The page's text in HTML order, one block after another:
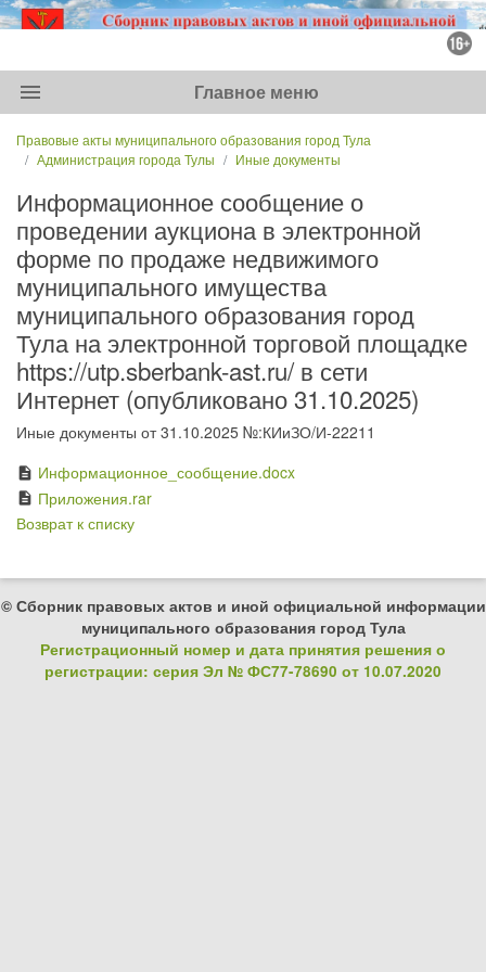
menu Главное меню
Правовые акты муниципального образования город Тула
Администрация города Тулы
Иные документы
Информационное сообщение о
проведении аукциона в электронной
форме по продаже недвижимого
муниципального имущества
муниципального образования город
Тула на электронной торговой площадке
https://utp.sberbank-ast.ru/ в сети
Интернет (опубликовано 31.10.2025)
Иные документы от 31.10.2025 №:КИиЗО/И-22211
description Информационное_сообщение.docx
description Приложения.rar
Возврат к списку
© Сборник правовых актов и иной официальной информации
муниципального образования город Тула
Регистрационный номер и дата принятия решения о
регистрации: серия Эл № ФС77-78690 от 10.07.2020